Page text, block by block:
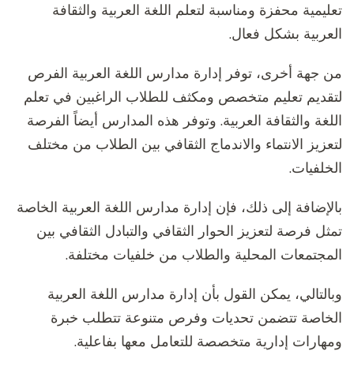
تعليمية محفزة ومناسبة لتعلم اللغة العربية والثقافة
العربية بشكل فعال.
من جهة أخرى، توفر إدارة مدارس اللغة العربية الفرص
لتقديم تعليم متخصص ومكثف للطلاب الراغبين في تعلم
اللغة والثقافة العربية. وتوفر هذه المدارس أيضاً الفرصة
لتعزيز الانتماء والاندماج الثقافي بين الطلاب من مختلف
الخلفيات.
بالإضافة إلى ذلك، فإن إدارة مدارس اللغة العربية الخاصة
تمثل فرصة لتعزيز الحوار الثقافي والتبادل الثقافي بين
المجتمعات المحلية والطلاب من خلفيات مختلفة.
وبالتالي، يمكن القول بأن إدارة مدارس اللغة العربية
الخاصة تتضمن تحديات وفرص متنوعة تتطلب خبرة
ومهارات إدارية متخصصة للتعامل معها بفاعلية.